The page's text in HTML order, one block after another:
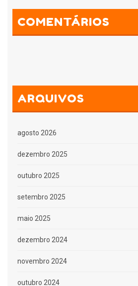
COMENTÁRIOS
ARQUIVOS
agosto 2026
dezembro 2025
outubro 2025
setembro 2025
maio 2025
dezembro 2024
novembro 2024
outubro 2024